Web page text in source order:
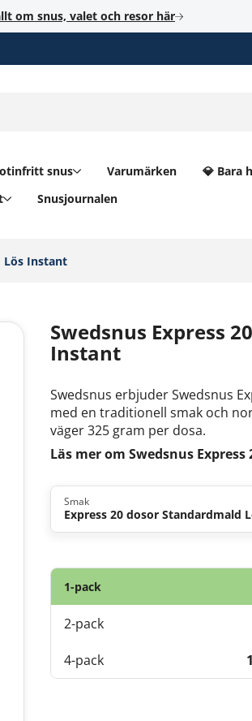
om snus, valet och resor här
snus Varumärken 💎 Bara
Snusjournalen
Lös Instant‎
Swedsnus Express
Instant
Swedsnus erbjuder Swedsnus
med en traditionell smak och
väger 325 gram per dosa.
Läs mer om Swedsnus
Smak
Express 20 dosor Standardmald
1-pack
2-pack
4-pack